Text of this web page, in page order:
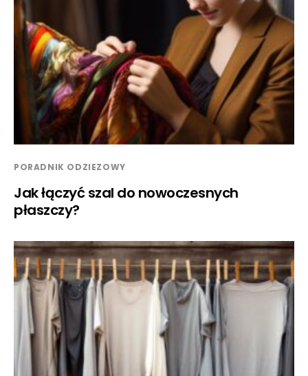
PORADNIK ODZIEZOWY
Jak łączyć szal do nowoczesnych
płaszczy?